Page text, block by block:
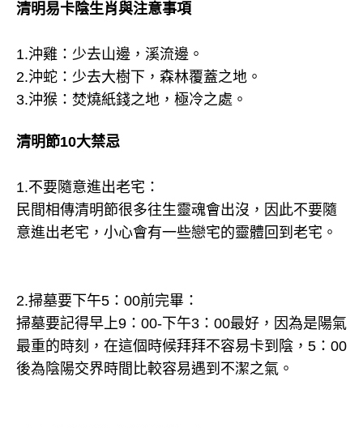
清明易卡陰生肖與注意事項
1.沖雞：少去山邊，溪流邊。
2.沖蛇：少去大樹下，森林覆蓋之地。
3.沖猴：焚燒紙錢之地，極冷之處。
清明節10大禁忌
1.不要隨意進出老宅：
民間相傳清明節很多往生靈魂會出沒，因此不要隨
意進出老宅，小心會有一些戀宅的靈體回到老宅。
2.掃墓要下午5：00前完畢：
掃墓要記得早上9：00-下午3：00最好，因為是陽氣
最重的時刻，在這個時候拜拜不容易卡到陰，5：00
後為陰陽交界時間比較容易遇到不潔之氣。